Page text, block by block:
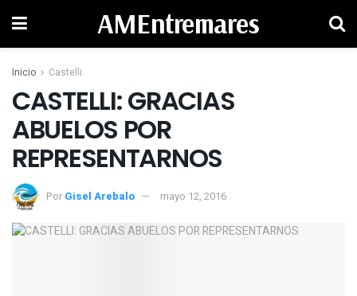
AMEntremares
Inicio Castelli
CASTELLI: GRACIAS
ABUELOS POR
REPRESENTARNOS
Por Gisel Arebalo mayo 12, 2016